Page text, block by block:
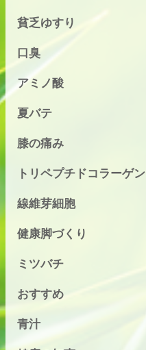
貧乏ゆすり
口臭
アミノ酸
夏バテ
膝の痛み
トリペプチドコラーゲン
線維芽細胞
健康脚づくり
ミツバチ
おすすめ
青汁